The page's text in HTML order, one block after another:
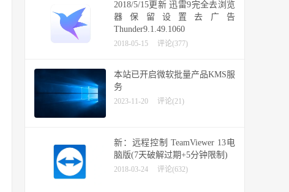
2018/5/15更新 迅雷9完全去浏览
器保留设置去广告
Thunder9.1.49.1060
2018-05-15 评论(377)
本站已开启微软批量产品KMS服
务
2023-11-20 评论(21)
新：远程控制 TeamViewer 13电
脑版(7天破解过期+5分钟限制)
2018-03-24 评论(632)